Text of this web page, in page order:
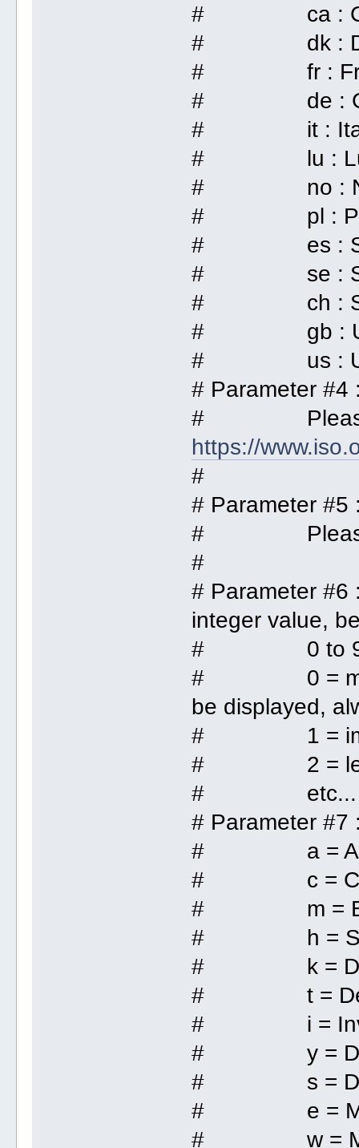
# ca :
# dk :
# fr :
# de :
# it :
# lu :
# no :
# pl :
# es :
# se :
# ch :
# gb :
# us :
# Parameter #4
# Please
https://
#
# Parameter #5
# Please
#
# Parameter #6
integer value,
# 0 to 9),
# 0 = major
be displayed,
# 1 =
# 2 = less
# etc...
# Parameter #7
# a =
# c =
# m =
# h =
# k =
# t =
# i =
# y =
# s = Day-
# e =
# w = Major